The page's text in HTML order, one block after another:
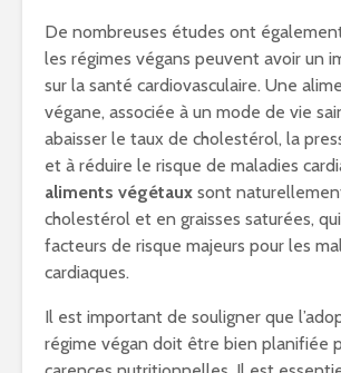
De nombreuses études ont
les régimes végans peuvent avoir un
sur la santé cardiovasculaire. Une
végane, associée à un mode de vie
abaisser le taux de cholestérol, la
et à réduire le risque de maladies
aliments végétaux sont
cholestérol et en graisses saturées,
facteurs de risque majeurs pour les
cardiaques.
Il est important de souligner que
régime végan doit être bien planifiée